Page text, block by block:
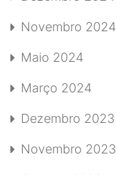
Novembro 2024
Maio 2024
Março 2024
Dezembro 2023
Novembro 2023